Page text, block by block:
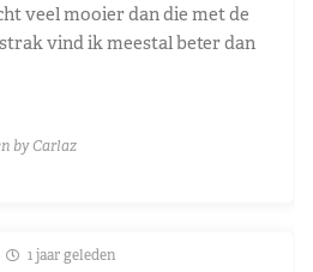
veel mooier dan die met de
vind ik meestal beter dan
by Carlaz
1 jaar geleden